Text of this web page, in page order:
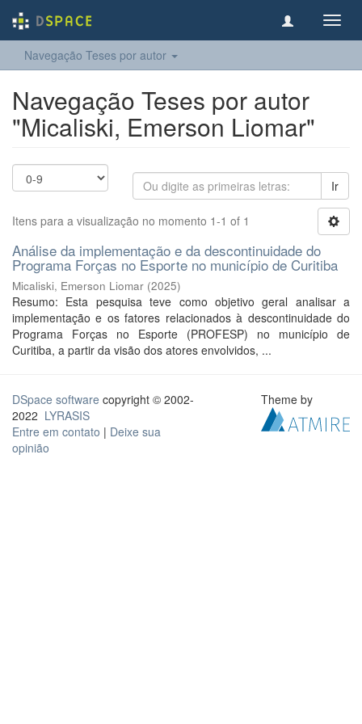
Navegação Teses por autor
Navegação Teses por autor
"Micaliski, Emerson Liomar"
Ir
Itens para a visualização no momento 1-1 of 1
Análise da implementação e da descontinuidade do
Programa Forças no Esporte no município de Curitiba
Micaliski, Emerson Liomar (2025)
Resumo: Esta pesquisa teve como objetivo geral analisar a
implementação e os fatores relacionados à descontinuidade do
Programa Forças no Esporte (PROFESP) no município de
Curitiba, a partir da visão dos atores envolvidos, ...
DSpace software copyright © 2002-
2022 LYRASIS
Entre em contato | Deixe sua
opinião
Theme by